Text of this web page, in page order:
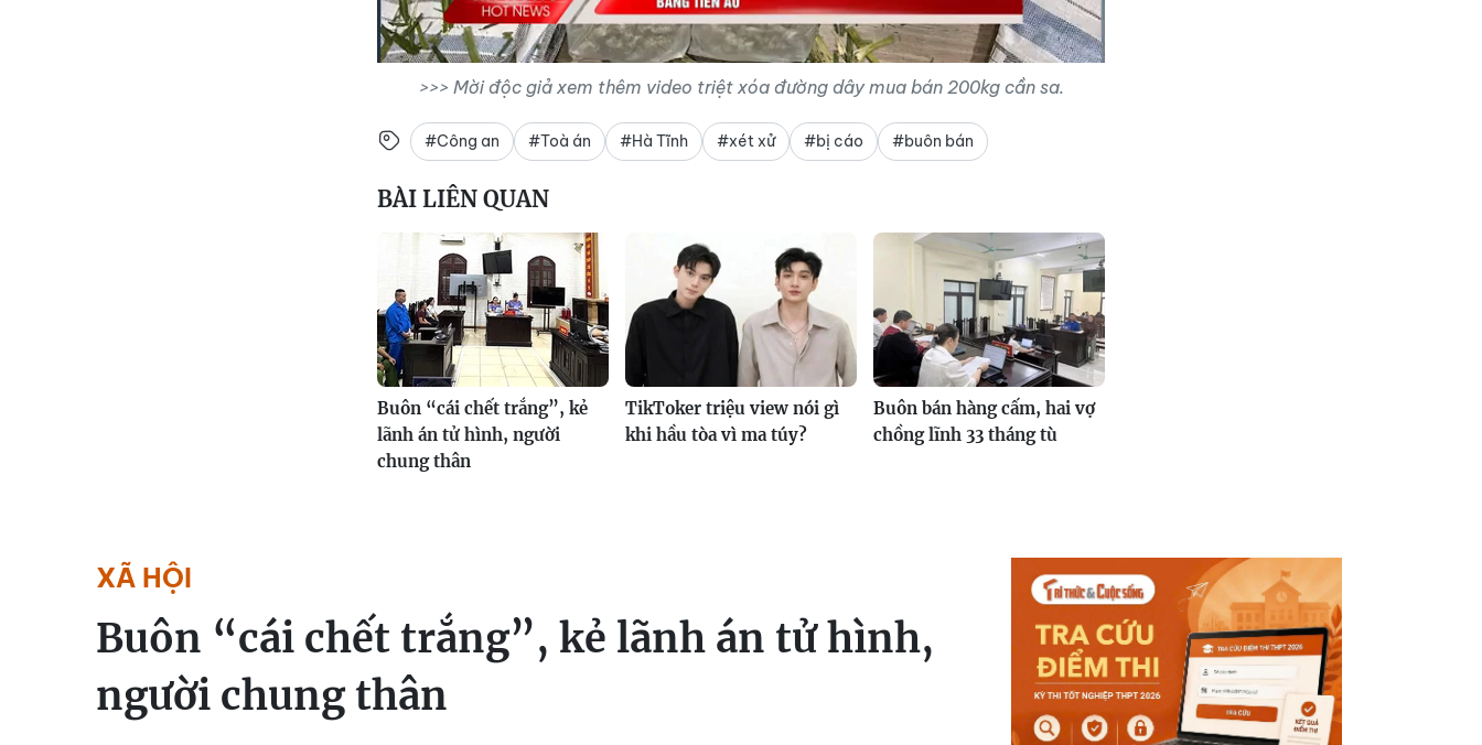
>>> Mời độc giả xem thêm video triệt xóa đường dây mua bán 200kg cần sa.
#Công an #Toà án #Hà Tĩnh #xét xử #bị cáo #buôn bán
BÀI LIÊN QUAN
Buôn “cái chết trắng”, kẻ
lãnh án tử hình, người
chung thân
TikToker triệu view nói gì
khi hầu tòa vì ma túy?
Buôn bán hàng cấm, hai vợ
chồng lĩnh 33 tháng tù
XÃ HỘI
Buôn “cái chết trắng”, kẻ lãnh án tử hình,
người chung thân